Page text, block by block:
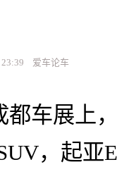
爱车论车
都车展上
，起亚